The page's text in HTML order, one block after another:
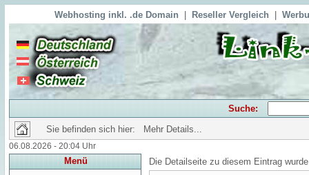
Webhosting inkl. .de Domain Reseller Vergleich
Suche:
Sie befinden sich hier: Mehr Details...
06.08.2026 - 20:04 Uhr
Menü Die Detailseite zu diesem Eintrag